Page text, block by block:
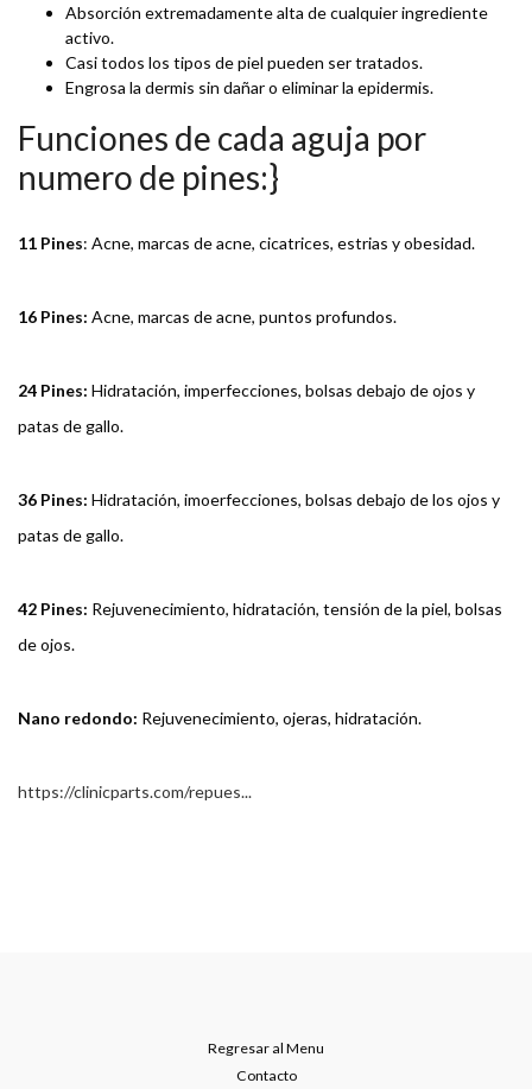
Absorción extremadamente alta de cualquier ingrediente
activo.
Casi todos los tipos de piel pueden ser tratados.
Engrosa la dermis sin dañar o eliminar la epidermis.
Funciones de cada aguja por
numero de pines:}
11 Pines: Acne, marcas de acne, cicatrices, estrias y obesidad.
16 Pines: Acne, marcas de acne, puntos profundos.
24 Pines: Hidratación, imperfecciones, bolsas debajo de ojos y
patas de gallo.
36 Pines: Hidratación, imoerfecciones, bolsas debajo de los ojos y
patas de gallo.
42 Pines: Rejuvenecimiento, hidratación, tensión de la piel, bolsas
de ojos.
Nano redondo: Rejuvenecimiento, ojeras, hidratación.
https://clinicparts.com/repues...
Regresar al Menu
Contacto